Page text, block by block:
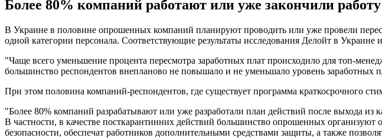
Более 80% компаний работают или уже закончили
В Украине в половине опрошенных компаний планируют проводить или уже провели
одной категории персонала. Соответствующие результаты исследования Делойт в
"Чаще всего уменьшение процента пересмотра заработных плат происходило для топ-
большинство респондентов внепланово не повышало и не уменьшало уровень заработных
При этом половина компаний-респондентов, где существует программа краткосрочного
"Более 80% компаний разрабатывают или уже разработали план действий после выхода из
В частности, в качестве посткарантинних действий большинство опрошенных
безопасности, обеспечат работников дополнительными средствами защиты, а также